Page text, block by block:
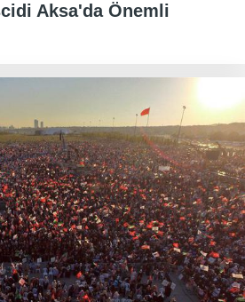
Aksa'da Önemli